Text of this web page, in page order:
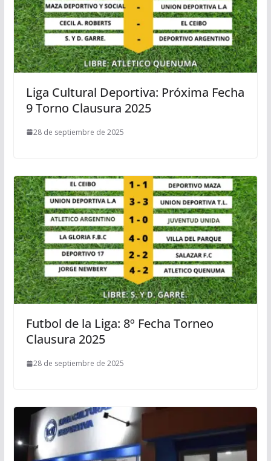
Liga Cultural Deportiva: Próxima Fecha
9 Torno Clausura 2025
28 de septiembre de 2025
Futbol de la Liga: 8º Fecha Torneo
Clausura 2025
28 de septiembre de 2025